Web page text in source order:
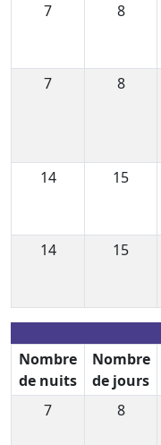
7
8
7
8
14
15
14
15
Nombre
de nuits
Nombre
de jours
7
8